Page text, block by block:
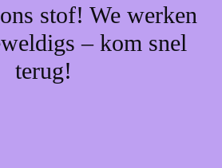
stof! We werken
– kom snel
terug!